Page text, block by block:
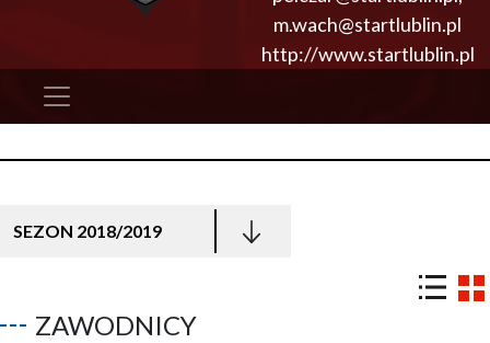
m.wach@startlublin.pl
http://www.startlublin.pl
SEZON 2018/2019
ZAWODNICY